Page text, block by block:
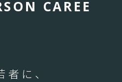
SON CAREE
に、